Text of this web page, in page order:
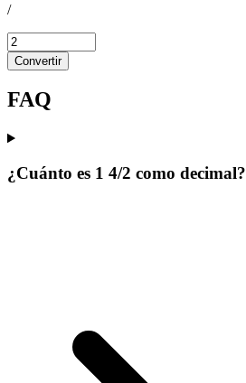
/
Convertir
FAQ
¿Cuánto es 1 4/2 como decimal?